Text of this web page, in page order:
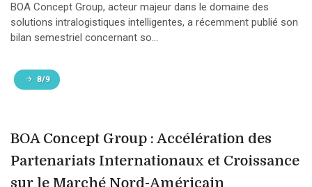
BOA Concept Group, acteur majeur dans le domaine des
solutions intralogistiques intelligentes, a récemment publié son
bilan semestriel concernant so...
8/9
BOA Concept Group : Accélération des
Partenariats Internationaux et Croissance
sur le Marché Nord-Américain